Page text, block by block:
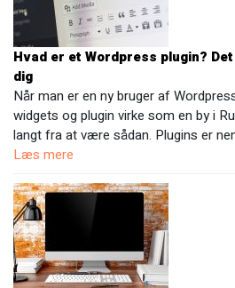
Hvad er et Wordpress plugin?
dig
Når man er en ny bruger af
widgets og plugin virke som en by i
langt fra at være sådan. Plugins er
Læs mere